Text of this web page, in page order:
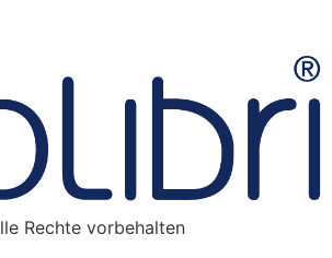
Rechte vorbehalten